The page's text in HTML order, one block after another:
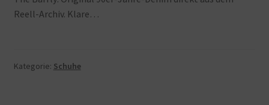
Reell-Archiv. Klare…
Kategorie: Schuhe